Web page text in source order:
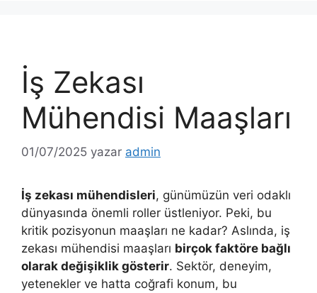
İş Zekası
Mühendisi Maaşları
01/07/2025 yazar admin
İş zekası mühendisleri, günümüzün veri odaklı
dünyasında önemli roller üstleniyor. Peki, bu
kritik pozisyonun maaşları ne kadar? Aslında, iş
zekası mühendisi maaşları birçok faktöre bağlı
olarak değişiklik gösterir. Sektör, deneyim,
yetenekler ve hatta coğrafi konum, bu